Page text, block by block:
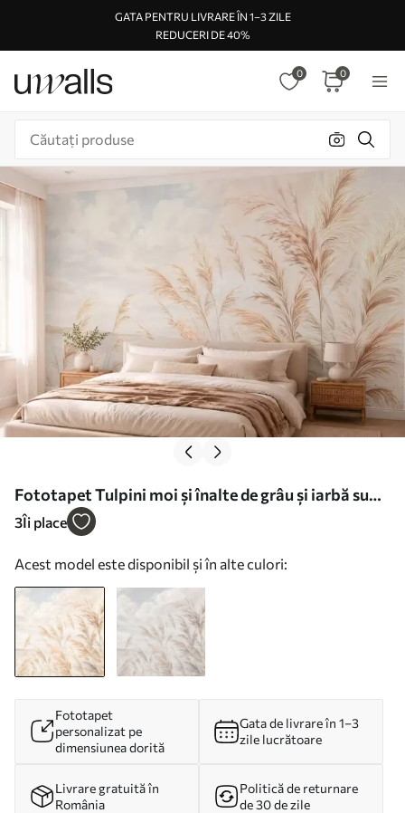
GATA PENTRU LIVRARE ÎN 1–3 ZILE
REDUCERI DE 40%
0 0
Fototapet Tulpini moi și înalte de grâu și iarbă sub
un cer înnorat Nr. w05735
3Îi place
Acest model este disponibil și în alte culori:
Fototapet
personalizat pe
dimensiunea dorită
Gata de livrare în 1–3
zile lucrătoare
Livrare gratuită în
România
Politică de returnare
de 30 de zile